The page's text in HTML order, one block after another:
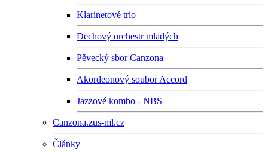
Klarinetové trio
Dechový orchestr mladých
Pěvecký sbor Canzona
Akordeonový soubor Accord
Jazzové kombo - NBS
Canzona.zus-ml.cz
Články